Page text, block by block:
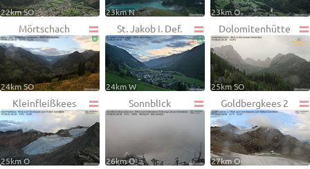
22km SO 23km N 23km O
Mörtschach
24km SO
St. Jakob i. Def.
24km W
Dolomitenhütte
25km SO
Kleinfleißkees
25km O
Sonnblick
26km O
Goldbergkees 2
27km O